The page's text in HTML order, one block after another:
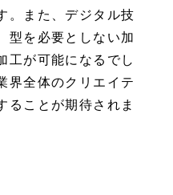
。また、デジタル技
型を必要としない加
工が可能になるでし
界全体のクリエイテ
ることが期待されま